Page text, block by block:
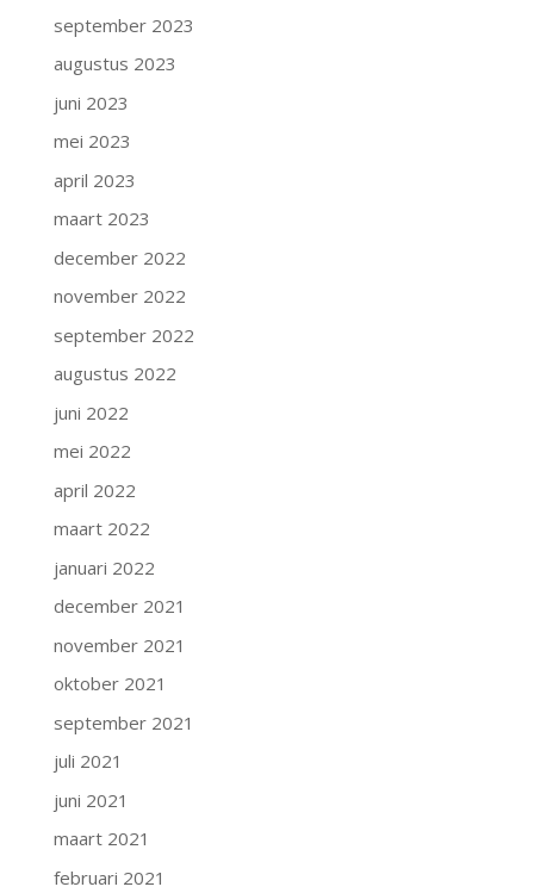
september 2023
augustus 2023
juni 2023
mei 2023
april 2023
maart 2023
december 2022
november 2022
september 2022
augustus 2022
juni 2022
mei 2022
april 2022
maart 2022
januari 2022
december 2021
november 2021
oktober 2021
september 2021
juli 2021
juni 2021
maart 2021
februari 2021